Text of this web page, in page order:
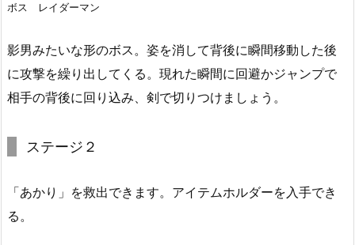
ボス レイダーマン
影男みたいな形のボス。姿を消して背後に瞬間移動した後
に攻撃を繰り出してくる。現れた瞬間に回避かジャンプで
相手の背後に回り込み、剣で切りつけましょう。
ステージ２
「あかり」を救出できます。アイテムホルダーを入手でき
る。